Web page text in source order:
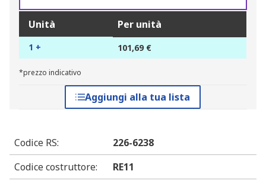
Unità Per unità
1 + 101,69 €
*prezzo indicativo
Aggiungi alla tua lista
Codice RS:
226-6238
Codice costruttore:
RE11